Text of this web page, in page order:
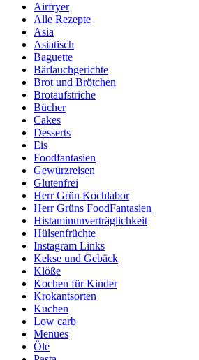
Airfryer
Alle Rezepte
Asia
Asiatisch
Baguette
Bärlauchgerichte
Brot und Brötchen
Brotaufstriche
Bücher
Cakes
Desserts
Eis
Foodfantasien
Gewürzreisen
Glutenfrei
Herr Grün Kochlabor
Herr Grüns FoodFantasien
Histaminunverträglichkeit
Hülsenfrüchte
Instagram Links
Kekse und Gebäck
Klöße
Kochen für Kinder
Krokantsorten
Kuchen
Low carb
Menues
Öle